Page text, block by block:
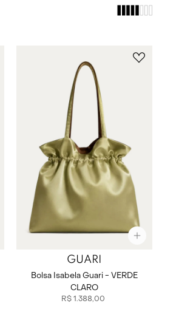
GUARI
Bolsa Isabela Guari - VERDE
CLARO
R$ 1.388,00